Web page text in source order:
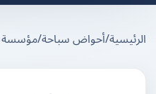
/أحواض سباحة/مؤسسة أطلس